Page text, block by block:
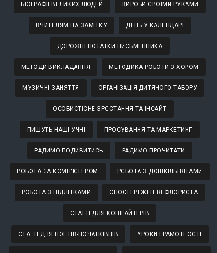
БІОГРАФІЇ ВЕЛИКИХ ЛЮДЕЙ ВИРОБИ СВОЇМИ РУКАМИ
ВЧИТЕЛЯМ НА ЗАМІТКУ ДЕНЬ У КАЛЕНДАРІ
ДОРОЖНІ НОТАТКИ ПИСЬМЕННИКА
МЕТОДИ ВИКЛАДАННЯ МЕТОДИКА РОБОТИ З ХОРОМ
МУЗИЧНІ ЗАНЯТТЯ ОРГАНІЗАЦІЯ ДИТЯЧОГО ТАБОРУ
ОСОБИСТІСНЕ ЗРОСТАННЯ ТА ІНСАЙТ
ПИШУТЬ НАШІ УЧНІ ПРОСУВАННЯ ТА МАРКЕТИНГ
РАДИМО ПОДИВИТИСЬ РАДИМО ПРОЧИТАТИ
РОБОТА ЗА КОМП'ЮТЕРОМ РОБОТА З ДОШКІЛЬНЯТАМИ
РОБОТА З ПІДЛІТКАМИ СПОСТЕРЕЖЕННЯ ФЛОРИСТА
СТАТТІ ДЛЯ КОПІРАЙТЕРІВ
СТАТТІ ДЛЯ ПОЕТІВ-ПОЧАТКІВЦІВ УРОКИ ГРАМОТНОСТІ